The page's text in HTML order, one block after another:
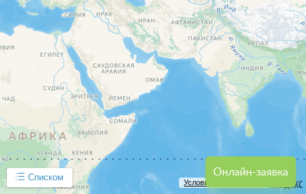
Онлайн-заявка
Условия использования
Списком